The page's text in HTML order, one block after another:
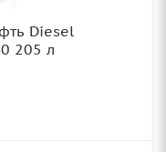
Diesel
205 л